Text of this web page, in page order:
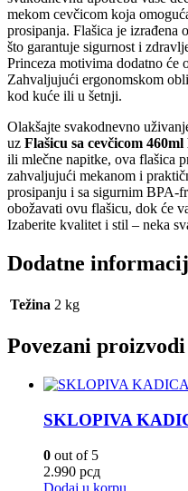
mekom cevčicom koja
prosipanja. Flašica je izrađena
što garantuje sigurnost i
Princeza motivima dodatno će
Zahvaljujući ergonomskom
kod kuće ili u šetnji.
Olakšajte svakodnevno
uz Flašicu sa cevčicom 460ml
ili mlečne napitke, ova flašica
zahvaljujući mekanom i
prosipanju i sa sigurnim BPA-
obožavati ovu flašicu, dok će
Izaberite kvalitet i stil – neka
Dodatne
Težina 2 kg
Povezani proizvodi
SKLOPIVA
0 out of 5
2.990 рсд
Dodaj u korpu